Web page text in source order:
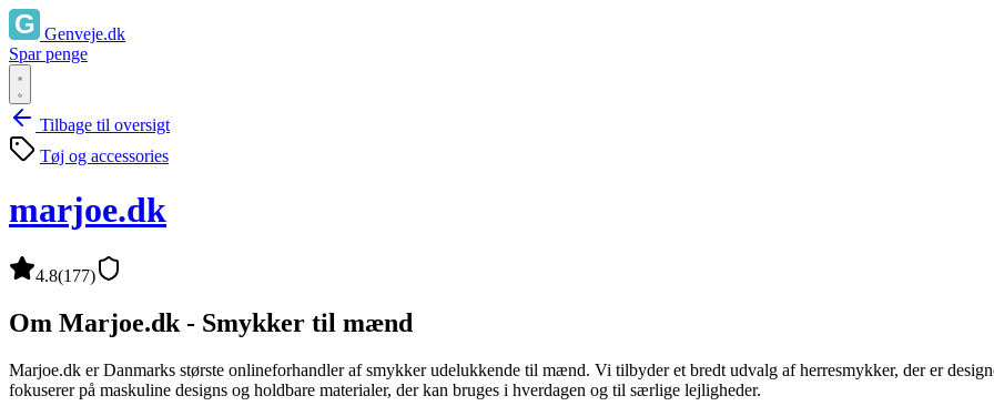
Genveje.dk
Spar penge
Tilbage til oversigt
Tøj og accessories
marjoe.dk
4.8(177)
Om Marjoe.dk - Smykker til mænd
Marjoe.dk er Danmarks største onlineforhandler af smykker udelukkende til mænd. Vi tilbyder et bredt udvalg af herresmykker, der er
fokuserer på maskuline designs og holdbare materialer, der kan bruges i hverdagen og til særlige lejligheder.